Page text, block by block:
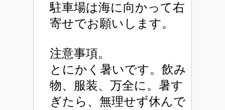
駐車場は海に向かって右
寄せでお願いします。
注意事項。
とにかく暑いです。飲み
物、服装、万全に。暑す
ぎたら、無理せず休んで